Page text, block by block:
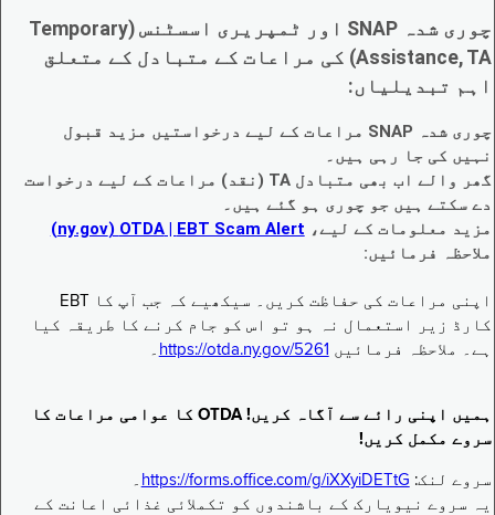
چوری شدہ SNAP اور ٹمپریری اسسٹنس (Temporary
Assistance, TA) کی مراعات کے متبادل کے متعلق
اہم تبدیلیاں:
چوری شدہ SNAP مراعات کے لیے درخواستیں مزید قبول
نہیں کی جا رہی ہیں۔
گھر والے اب بھی متبادل TA (نقد) مراعات کے لیے درخواست
دے سکتے ہیں جو چوری ہو گئے ہیں۔
مزید معلومات کے لیے، EBT Scam Alert ‏| OTDA ‏(ny.gov)
ملاحظہ فرمائیں:
اپنی مراعات کی حفاظت کریں۔ سیکھیے کہ جب آپ کا EBT
کارڈ زیر استعمال نہ ہو تو اس کو جام کرنے کا طریقہ کیا
ہے۔ ملاحظہ فرمائیں https://otda.ny.gov/5261 ۔
ہمیں اپنی رائے سے آگاہ کریں! OTDA کا عوامی مراعات کا
سروے مکمل کریں!
سروے لنک: https://forms.office.com/g/iXXyiDETtG ۔
یہ سروے نیویارک کے باشندوں کو تکملائی غذائی اعانت کے